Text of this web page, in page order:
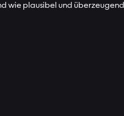
plausibel und